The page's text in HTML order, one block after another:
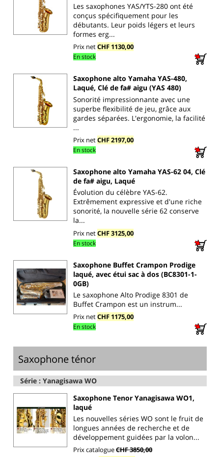
Les saxophones YAS/YTS-280 ont été
conçus spécifiquement pour les
débutants. Leur poids légers et leurs
formes erg...
Prix netCHF 1130,00
En stock
Saxophone alto Yamaha YAS-480,
Laqué, Clé de fa# aigu (YAS 480)
Sonorité impressionnante avec une
superbe flexibilité de jeu, grâce aux
gardes séparées. L'ergonomie, la facilité
...
Prix netCHF 2197,00
En stock
Saxophone alto Yamaha YAS-62 04, Clé
de fa# aigu, Laqué
Évolution du célèbre YAS-62.
Extrêmement expressive et d'une riche
sonorité, la nouvelle série 62 conserve
la...
Prix netCHF 3125,00
En stock
Saxophone Buffet Crampon Prodige
laqué, avec étui sac à dos (BC8301-1-
0GB)
Le saxophone Alto Prodige 8301 de
Buffet Crampon est un instrum...
Prix netCHF 1175,00
En stock
Saxophone ténor
Série : Yanagisawa WO
Saxophone Tenor Yanagisawa WO1,
laqué
Les nouvelles séries WO sont le fruit de
longues années de recherche et de
développement guidées par la volon...
Prix catalogueCHF 3850,00